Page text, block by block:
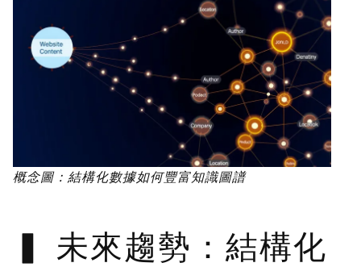
概念圖：結構化數據如何豐富知識圖譜
未來趨勢：結構化